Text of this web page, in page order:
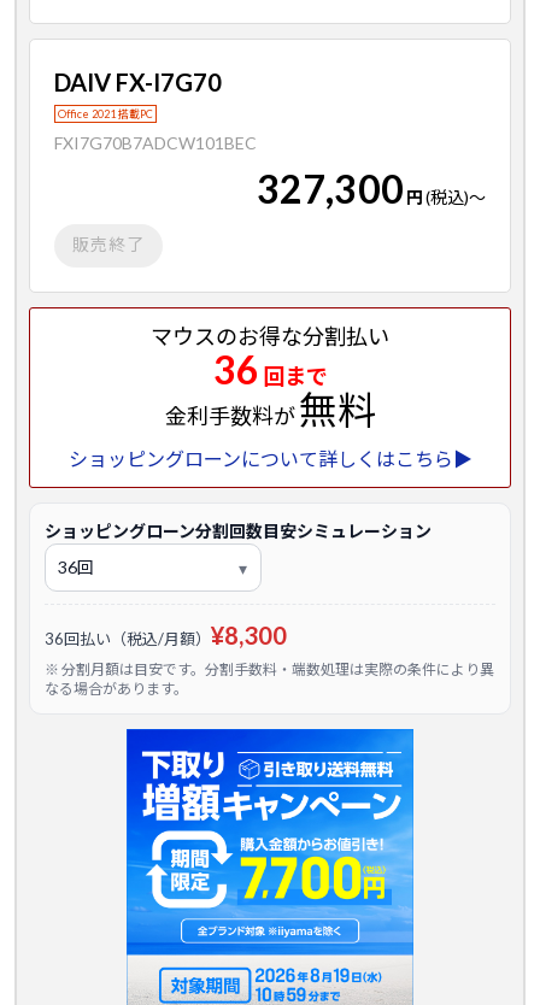
DAIV FX-I7G70
Office 2021 搭載PC
FXI7G70B7ADCW101BEC
327,300 円(税込)～
販売終了
マウスのお得な分割払い
36 回まで
金利手数料が無料
ショッピングローンについて詳しくはこちら▶
ショッピングローン分割回数目安シミュレーション
36回払い（税込/月額） ¥8,300
※ 分割月額は目安です。分割手数料・端数処理は実際の条件により異
なる場合があります。